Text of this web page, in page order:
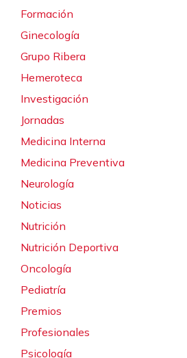
Formación
Ginecología
Grupo Ribera
Hemeroteca
Investigación
Jornadas
Medicina Interna
Medicina Preventiva
Neurología
Noticias
Nutrición
Nutrición Deportiva
Oncología
Pediatría
Premios
Profesionales
Psicología